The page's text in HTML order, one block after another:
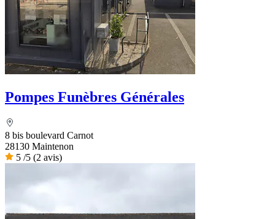
Pompes Funèbres Générales
8 bis boulevard Carnot
28130 Maintenon
5 /5 (2 avis)